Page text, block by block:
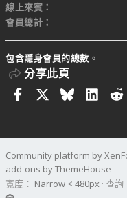
線上來賓
會員總計
包含隱身會員的總數。
分享此頁
FacebookBluesky
Community platform by
add-ons by ThemeHouse
寬度
查詢